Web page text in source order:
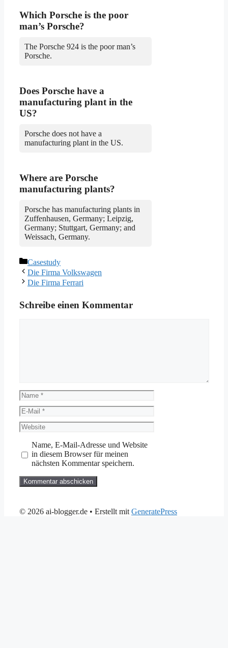
Which Porsche is the poor
man’s Porsche?
The Porsche 924 is the poor man’s
Porsche.
Does Porsche have a
manufacturing plant in the
US?
Porsche does not have a
manufacturing plant in the US.
Where are Porsche
manufacturing plants?
Porsche has manufacturing plants in
Zuffenhausen, Germany; Leipzig,
Germany; Stuttgart, Germany; and
Weissach, Germany.
Kategorien
Casestudy
Die Firma Volkswagen
Die Firma Ferrari
Schreibe einen Kommentar
Name
E-
Mail
Website
Name, E-Mail-Adresse und Website
in diesem Browser für meinen
nächsten Kommentar speichern.
© 2026 ai-blogger.de • Erstellt mit GeneratePress